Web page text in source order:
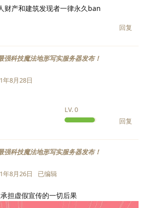
财产和建筑发现者一律永久ban
回复
强科技魔法地形写实服务器发布！
LV.0
年8月28日
回复
强科技魔法地形写实服务器发布！
LV.0
年8月26日 已编辑
担虚假宣传的一切后果